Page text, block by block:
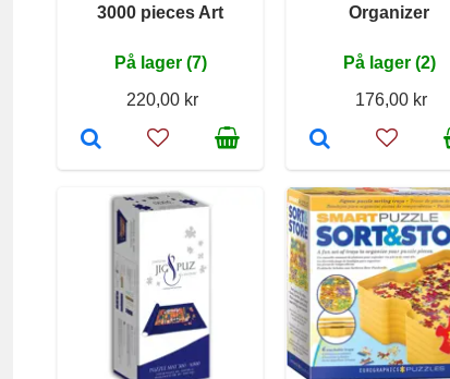
3000 pieces Art
På lager (7)
220,00 kr
Organizer
På lager (2)
176,00 kr